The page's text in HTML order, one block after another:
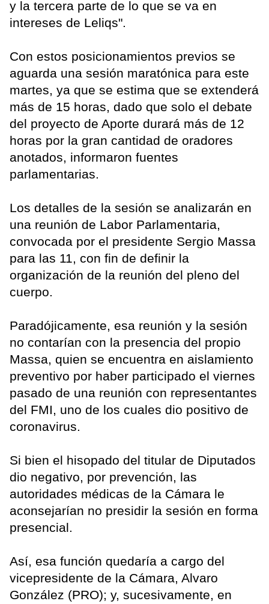
y la tercera parte de lo que se va en
intereses de Leliqs".
Con estos posicionamientos previos se
aguarda una sesión maratónica para este
martes, ya que se estima que se extenderá
más de 15 horas, dado que solo el debate
del proyecto de Aporte durará más de 12
horas por la gran cantidad de oradores
anotados, informaron fuentes
parlamentarias.
Los detalles de la sesión se analizarán en
una reunión de Labor Parlamentaria,
convocada por el presidente Sergio Massa
para las 11, con fin de definir la
organización de la reunión del pleno del
cuerpo.
Paradójicamente, esa reunión y la sesión
no contarían con la presencia del propio
Massa, quien se encuentra en aislamiento
preventivo por haber participado el viernes
pasado de una reunión con representantes
del FMI, uno de los cuales dio positivo de
coronavirus.
Si bien el hisopado del titular de Diputados
dio negativo, por prevención, las
autoridades médicas de la Cámara le
aconsejarían no presidir la sesión en forma
presencial.
Así, esa función quedaría a cargo del
vicepresidente de la Cámara, Alvaro
González (PRO); y, sucesivamente, en